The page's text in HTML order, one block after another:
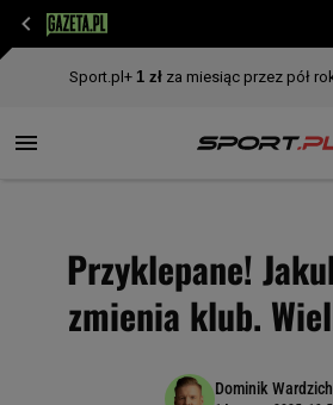
Przyklepane!
zmienia klub.
Dominik